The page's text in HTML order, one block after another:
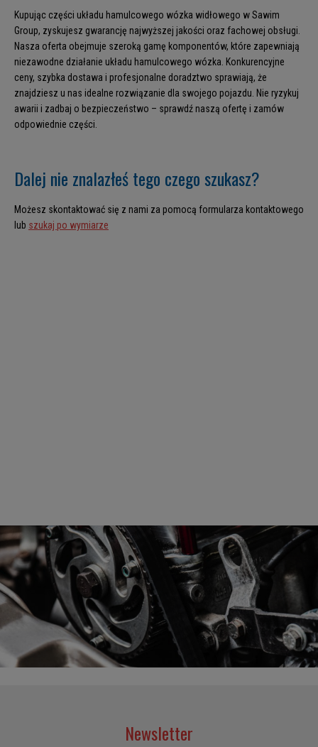
Kupując części układu hamulcowego wózka widłowego w Sawim
Group, zyskujesz gwarancję najwyższej jakości oraz fachowej obsługi.
Nasza oferta obejmuje szeroką gamę komponentów, które zapewniają
niezawodne działanie układu hamulcowego wózka. Konkurencyjne
ceny, szybka dostawa i profesjonalne doradztwo sprawiają, że
znajdziesz u nas idealne rozwiązanie dla swojego pojazdu. Nie ryzykuj
awarii i zadbaj o bezpieczeństwo – sprawdź naszą ofertę i zamów
odpowiednie części.
Dalej nie znalazłeś tego czego szukasz?
Możesz skontaktować się z nami za pomocą formularza kontaktowego
lub szukaj po wymiarze
Newsletter